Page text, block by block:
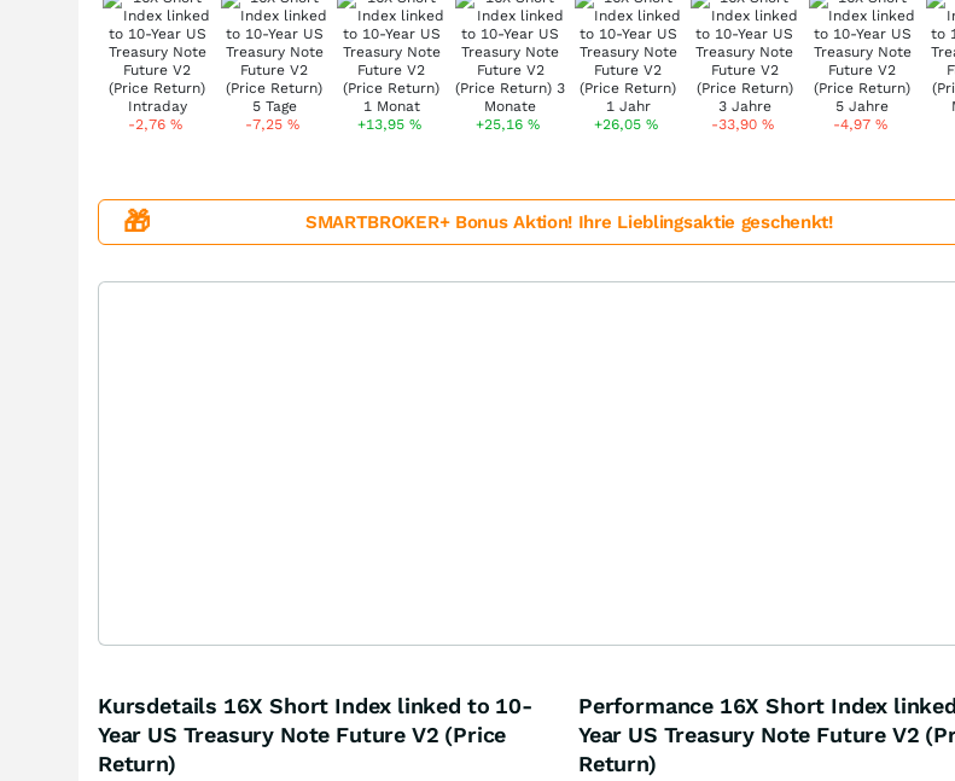
-2,76 % -7,25 % +13,95 % +25,16% +26,05 % -33,90 % -4,97 %
🎁 SMARTBROKER+ Bonus Aktion! Ihre Lieblingsaktie geschenkt!
Kursdetails 16X Short Index linked to 10-
Year US Treasury Note Future V2 (Price
Return)
Performance 16X Short Index
Year US Treasury Note Future V2
Return)